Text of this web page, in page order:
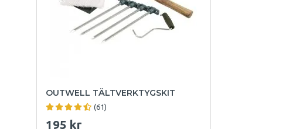
OUTWELL TÄLTVERKTYGSKIT
(61)
195 kr